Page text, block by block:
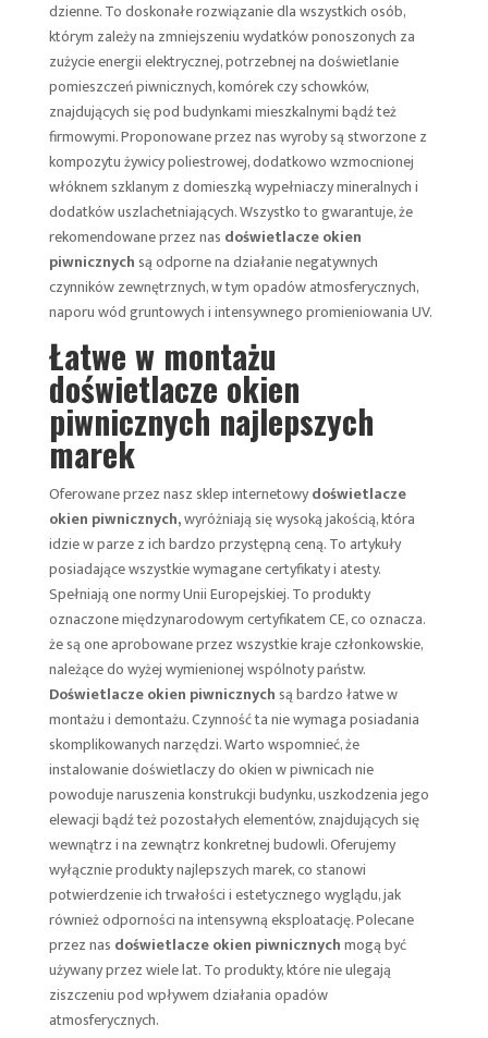
dzienne. To doskonałe rozwiązanie dla wszystkich osób,
którym zależy na zmniejszeniu wydatków ponoszonych za
zużycie energii elektrycznej, potrzebnej na doświetlanie
pomieszczeń piwnicznych, komórek czy schowków,
znajdujących się pod budynkami mieszkalnymi bądź też
firmowymi. Proponowane przez nas wyroby są stworzone z
kompozytu żywicy poliestrowej, dodatkowo wzmocnionej
włóknem szklanym z domieszką wypełniaczy mineralnych i
dodatków uszlachetniających. Wszystko to gwarantuje, że
rekomendowane przez nas doświetlacze okien
piwnicznych są odporne na działanie negatywnych
czynników zewnętrznych, w tym opadów atmosferycznych,
naporu wód gruntowych i intensywnego promieniowania UV.
Łatwe w montażu
doświetlacze okien
piwnicznych najlepszych
marek
Oferowane przez nasz sklep internetowydoświetlacze
okien piwnicznych,wyróżniają się wysoką jakością, która
idzie w parze z ich bardzo przystępną ceną. To artykuły
posiadające wszystkie wymagane certyfikaty i atesty.
Spełniają one normy Unii Europejskiej. To produkty
oznaczone międzynarodowym certyfikatem CE, co oznacza.
że są one aprobowane przez wszystkie kraje członkowskie,
należące do wyżej wymienionej wspólnoty państw.
Doświetlacze okien piwnicznych są bardzo łatwe w
montażu i demontażu. Czynność ta nie wymaga posiadania
skomplikowanych narzędzi. Warto wspomnieć, że
instalowanie doświetlaczy do okien w piwnicach nie
powoduje naruszenia konstrukcji budynku, uszkodzenia jego
elewacji bądź też pozostałych elementów, znajdujących się
wewnątrz i na zewnątrz konkretnej budowli. Oferujemy
wyłącznie produkty najlepszych marek, co stanowi
potwierdzenie ich trwałości i estetycznego wyglądu, jak
również odporności na intensywną eksploatację. Polecane
przez nas doświetlacze okien piwnicznychmogą być
używany przez wiele lat. To produkty, które nie ulegają
ziszczeniu pod wpływem działania opadów
atmosferycznych.